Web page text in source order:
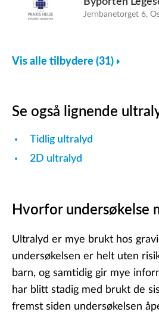
Jernbanetorget 6,
Vis alle tilbydere (31)
Se også lignende
Tidlig ultralyd
2D ultralyd
Hvorfor undersøkelse
Ultralyd er mye brukt hos
undersøkelsen er helt uten
barn, og samtidig gir mye
har blitt stadig med brukt de
fremst siden undersøkelsen